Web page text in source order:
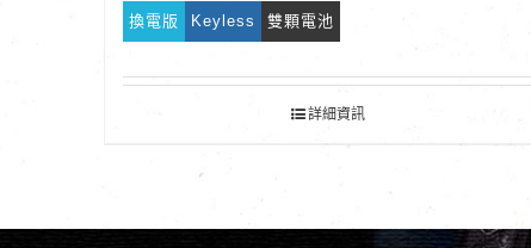
換電版 Keyless 雙顆電池
詳細資訊